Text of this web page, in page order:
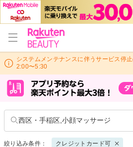
システムメンテナンスに伴うサービス停
2:00〜5:30
西区・手稲区,小顔マッサージ
絞り込み条件： クレジットカード可